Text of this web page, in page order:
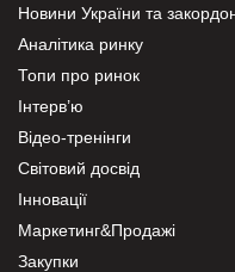
Новини України та
Аналітика ринку
Топи про ринок
Інтерв’ю
Відео-тренінги
Світовий досвід
Інновації
Маркетинг&Продажі
Закупки